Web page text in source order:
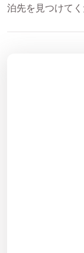
泊先を見つけてく